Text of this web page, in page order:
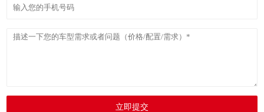
立即提交